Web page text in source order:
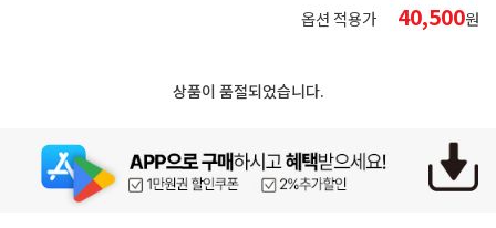
옵션 적용가 40,500원
상품이 품절되었습니다.